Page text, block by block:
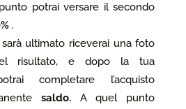
potrai versare il secondo
.
ultimato riceverai una foto
risultato, e dopo la tua
completare l’acquisto
saldo.
A quel punto